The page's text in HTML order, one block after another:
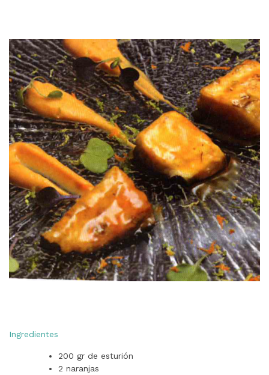
Ingredientes
200 gr de esturión
2 naranjas